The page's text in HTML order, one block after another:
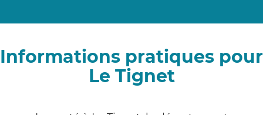
Informations pratiques pour
Le Tignet